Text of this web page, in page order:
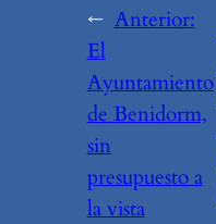
← Anterior:
El
Ayuntamiento
de Benidorm,
sin
presupuesto a
la vista